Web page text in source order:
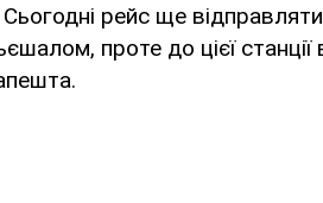
рейс ще
проте до цієї